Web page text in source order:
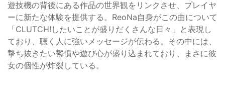
遊技機の背後にある作品の世界観をリンクさせ、プレイヤ
ーに新たな体験を提供する。ReoNa自身がこの曲について
「CLUTCH!したいことが盛りだくさんな日々」と表現し
ており、聴く人に強いメッセージが伝わる。その中には、
撃ち抜きたい鬱憤や遊び心が盛り込まれており、まさに彼
女の個性が炸裂している。